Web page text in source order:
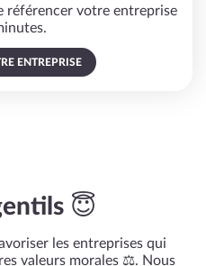
référencer votre entreprise
ENTREPRISE
😇
les entreprises qui
valeurs morales ⚖️. Nous